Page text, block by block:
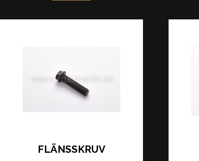
FLÄNSSKRUV